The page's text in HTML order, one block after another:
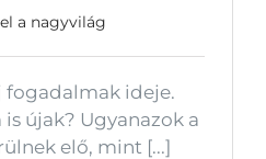
a nagyvilág
fogadalmak ideje.
újak? Ugyanazok a
elő, mint [...]